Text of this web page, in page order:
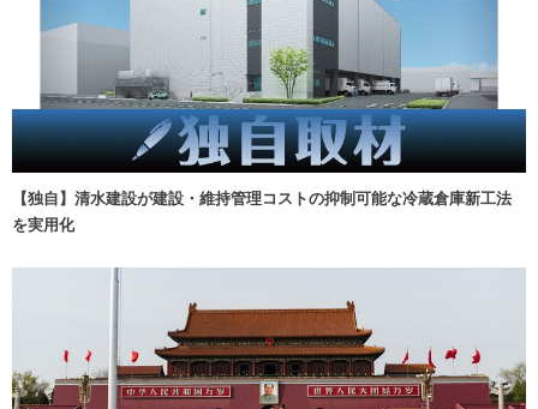
【独自】清水建設が建設・維持管理コストの抑制可能な冷蔵倉庫新工法
を実用化